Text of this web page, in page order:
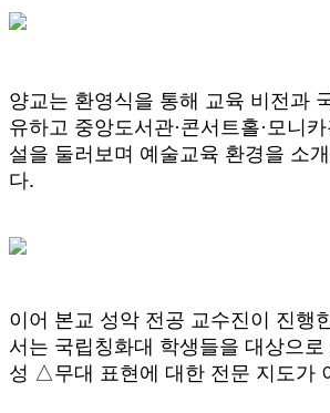
양교는 환영식을 통해 교육 비전과
유하고 중앙도서관·콘서트홀·모니
설을 둘러보며 예술교육 환경을 소
다.
이어 본교 성악 전공 교수진이 진행
서는 국립칭화대 학생들을 대상으
성 △무대 표현에 대한 전문 지도가